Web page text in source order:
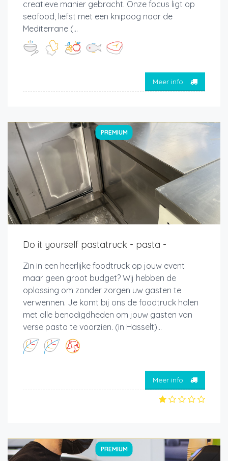
creatieve manier gebracht. Onze focus ligt op
seafood, liefst met een knipoog naar de
Mediterrane (...
Meer info
PREMIUM
Do it yourself pastatruck - pasta -
Zin in een heerlijke foodtruck op jouw event
maar geen groot budget? Wij hebben de
oplossing om zonder zorgen uw gasten te
verwennen. Je komt bij ons de foodtruck halen
met alle benodigdheden om jouw gasten van
verse pasta te voorzien. (in Hasselt)...
Meer info
PREMIUM